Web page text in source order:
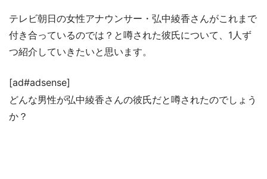
テレビ朝日の女性アナウンサー・弘中綾香さんがこれまで
付き合っているのでは？と噂された彼氏について、1人ず
つ紹介していきたいと思います。
[ad#adsense]
どんな男性が弘中綾香さんの彼氏だと噂されたのでしょう
か？